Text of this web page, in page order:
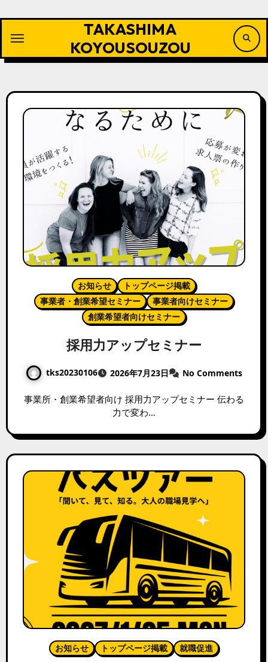
容
ッ
TAKASHIMA
KOYOUSOUZOU
お知らせ
トップページ掲載
事業者・創業希望セミナー
事業者向けセミナー
創業希望者向けセミナー
採用力アップセミナー
tks20230106 2026年7月23日 No Comments
事業所・創業希望者向け 採用力アップセミナー 伝わる
力で変わ…
お知らせ トップページ掲載 就職促進